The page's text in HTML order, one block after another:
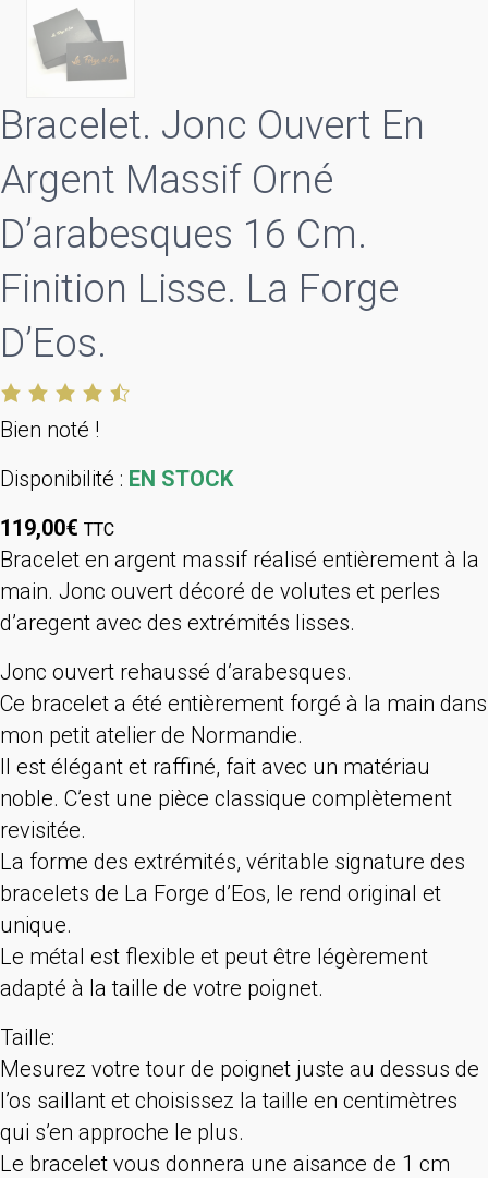
Bracelet. Jonc Ouvert En
Argent Massif Orné
D’arabesques 16 Cm.
Finition Lisse. La Forge
D’Eos.
Bien noté !
Disponibilité : EN STOCK
119,00€ TTC
Bracelet en argent massif réalisé entièrement à la
main. Jonc ouvert décoré de volutes et perles
d’aregent avec des extrémités lisses.
Jonc ouvert rehaussé d’arabesques.
Ce bracelet a été entièrement forgé à la main dans
mon petit atelier de Normandie.
Il est élégant et raffiné, fait avec un matériau
noble. C’est une pièce classique complètement
revisitée.
La forme des extrémités, véritable signature des
bracelets de La Forge d’Eos, le rend original et
unique.
Le métal est flexible et peut être légèrement
adapté à la taille de votre poignet.
Taille:
Mesurez votre tour de poignet juste au dessus de
l’os saillant et choisissez la taille en centimètres
qui s’en approche le plus.
Le bracelet vous donnera une aisance de 1 cm